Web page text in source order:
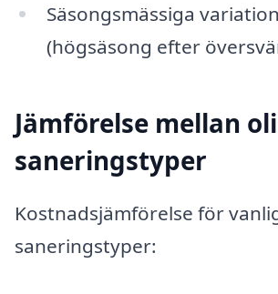
Säsongsmässiga
(högsäsong efter
Jämförelse mellan
saneringstyper
Kostnadsjämförelse för
saneringstyper: